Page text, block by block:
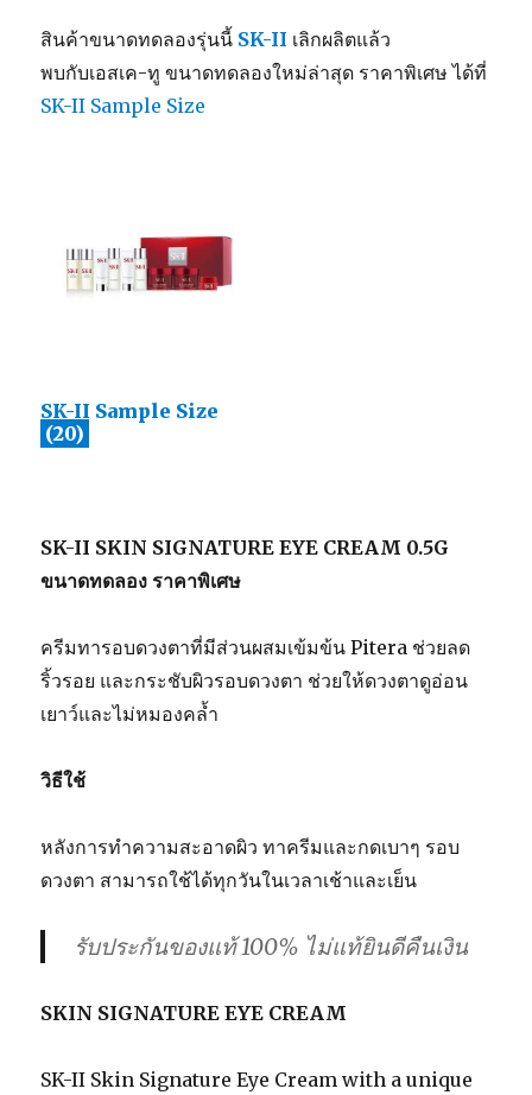
สินค้าขนาดทดลองรุ่นนี้ SK-II เลิกผลิตแล้ว
พบกับเอสเค-ทู ขนาดทดลองใหม่ล่าสุด ราคาพิเศษ ได้ที่
SK-II Sample Size
SK-II Sample Size
(20)
SK-II SKIN SIGNATURE EYE CREAM 0.5G
ขนาดทดลอง ราคาพิเศษ
ครีมทารอบดวงตาที่มีส่วนผสมเข้มข้น Pitera ช่วยลด
ริ้วรอย และกระชับผิวรอบดวงตา ช่วยให้ดวงตาดูอ่อน
เยาว์และไม่หมองคล้ำ
วิธีใช้
หลังการทำความสะอาดผิว ทาครีมและกดเบาๆ รอบ
ดวงตา สามารถใช้ได้ทุกวันในเวลาเช้าและเย็น
รับประกันของแท้ 100% ไม่แท้ยินดีคืนเงิน
SKIN SIGNATURE EYE CREAM
SK-II Skin Signature Eye Cream with a unique